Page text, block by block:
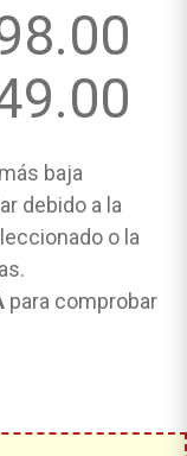
baja
debido a la
o la
para comprobar